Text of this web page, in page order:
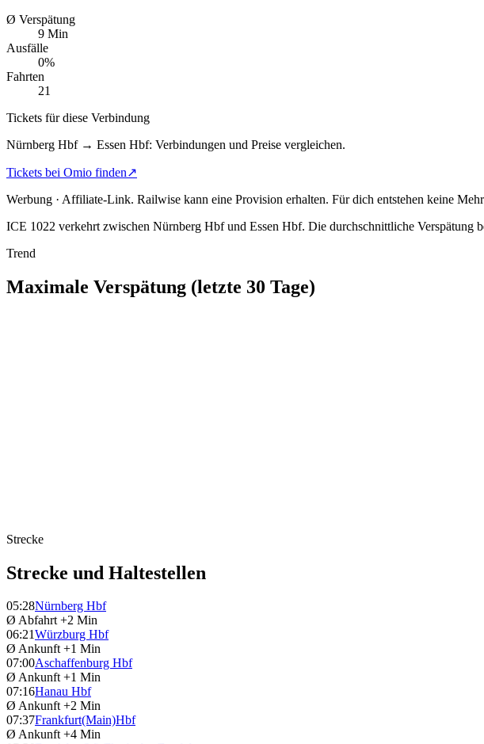
Ø Verspätung
9 Min
Ausfälle
0%
Fahrten
21
Tickets für diese Verbindung
Nürnberg Hbf → Essen Hbf: Verbindungen und Preise vergleichen.
Tickets bei Omio finden↗
Werbung · Affiliate-Link. Railwise kann eine Provision erhalten. Für dich entstehen keine
ICE 1022 verkehrt zwischen Nürnberg Hbf und Essen Hbf. Die durchschnittliche Verspätung
Trend
Maximale Verspätung (letzte 30 Tage)
Strecke
Strecke und Haltestellen
05:28Nürnberg Hbf
Ø Abfahrt +2 Min
06:21Würzburg Hbf
Ø Ankunft +1 Min
07:00Aschaffenburg Hbf
Ø Ankunft +1 Min
07:16Hanau Hbf
Ø Ankunft +2 Min
07:37Frankfurt(Main)Hbf
Ø Ankunft +4 Min